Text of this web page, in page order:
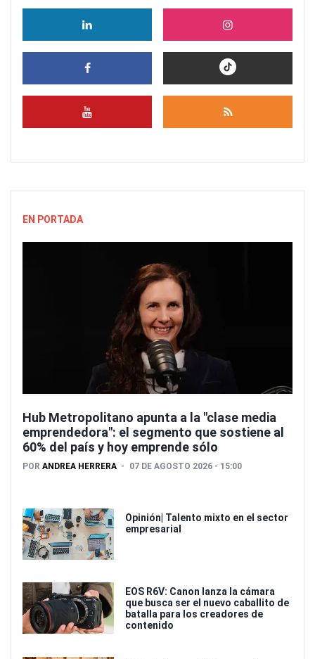
EN PORTADA
Hub Metropolitano apunta a la "clase media
emprendedora": el segmento que sostiene al
60% del país y hoy emprende sólo
POR ANDREA HERRERA 07 DE AGOSTO 2026 - 15:00
Opinión| Talento mixto en el sector
empresarial
EOS R6V: Canon lanza la cámara
que busca ser el nuevo caballito de
batalla para los creadores de
contenido